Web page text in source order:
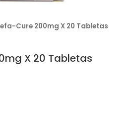
Cure 200mg X 20 Tabletas
X 20 Tabletas